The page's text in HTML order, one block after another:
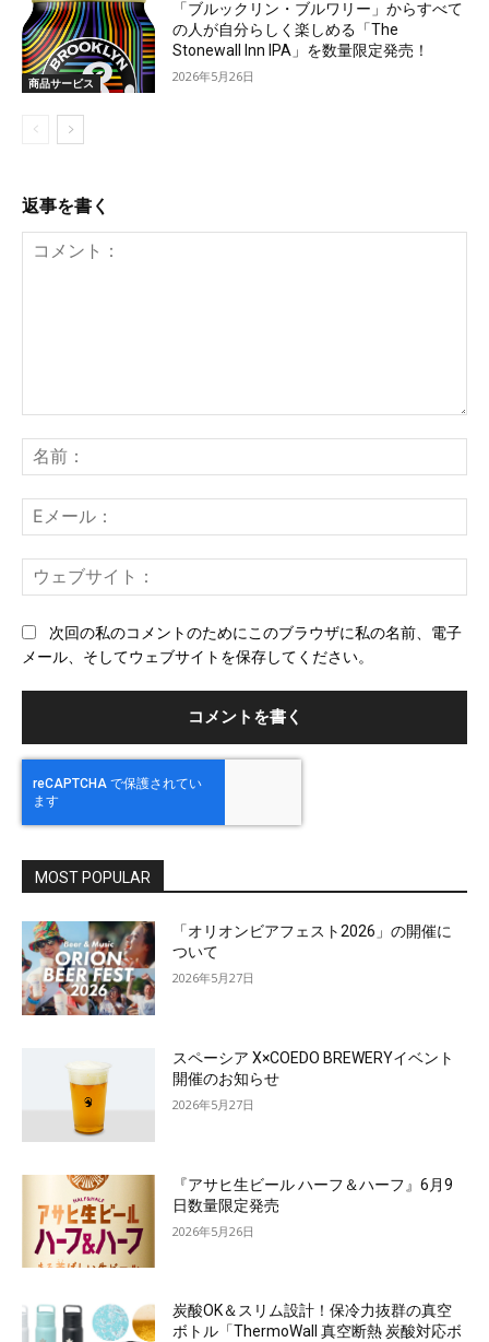
商品サービス
「ブルックリン・ブルワリー」からすべて
の人が自分らしく楽しめる「The
Stonewall Inn IPA」を数量限定発売！
2026年5月26日
返事を書く
ン
ト：
前
メ
ー
ェ
次回の私のコメントのためにこのブラウザに私の名前、電子
メール、そしてウェブサイトを保存してください。
MOST POPULAR
「オリオンビアフェスト2026」の開催に
ついて
2026年5月27日
スペーシア X×COEDO BREWERYイベント
開催のお知らせ
2026年5月27日
『アサヒ生ビール ハーフ＆ハーフ』6月9
日数量限定発売
2026年5月26日
炭酸OK＆スリム設計！保冷力抜群の真空
ボトル「ThermoWall 真空断熱 炭酸対応ボ